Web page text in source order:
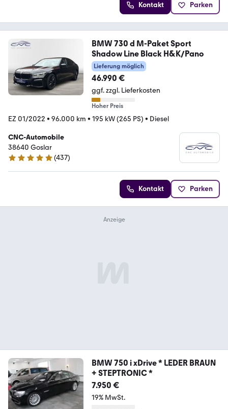
Kontakt Parken
BMW 730 d M-Paket Sport
Shadow Line Black H&K/Pano
Lieferung möglich
46.990 €
ggf. zzgl. Lieferkosten
Hoher Preis
EZ 01/2022 • 96.000 km • 195 kW (265 PS) • Diesel
CNC-Automobile
38640 Goslar
4.9 Sterne
(437)
Kontakt Parken
BMW 750 i xDrive * LEDER BRAUN
+ STEPTRONIC *
7.950 €
19% MwSt.